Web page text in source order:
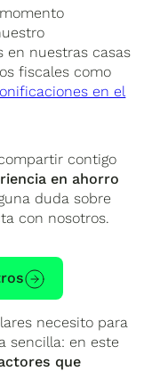
en nuestras casas
fiscales como
en el
contigo
en ahorro
duda sobre
con nosotros.
necesito para
sencilla: en este
que